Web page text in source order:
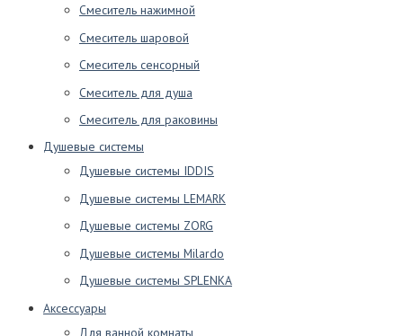
Смеситель нажимной
Смеситель шаровой
Смеситель сенсорный
Смеситель для душа
Смеситель для раковины
Душевые системы
Душевые системы IDDIS
Душевые системы LEMARK
Душевые системы ZORG
Душевые системы Milardo
Душевые системы SPLENKA
Аксессуары
Для ванной комнаты